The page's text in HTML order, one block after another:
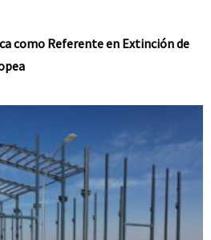
como Referente en Extinción de